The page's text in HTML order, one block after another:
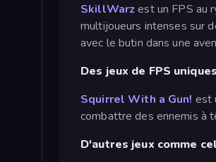
SkillWarzest un FPS au
multijoueurs intenses sur
avec le butin dans une
Des jeux de FPS
Squirrel With a Gun! est
combattre des ennemis à
D'autres jeux comme